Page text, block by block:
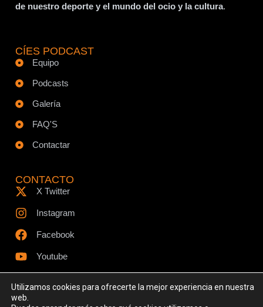
de nuestro deporte y el mundo del ocio y la cultura.
CÍES PODCAST
Equipo
Podcasts
Galería
FAQ'S
Contactar
CONTACTO
X Twitter
Instagram
Facebook
Youtube
Utilizamos cookies para ofrecerte la mejor experiencia en nuestra
web.